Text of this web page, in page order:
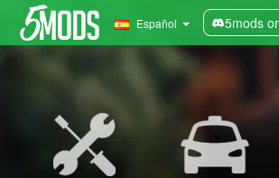
Español 5mods